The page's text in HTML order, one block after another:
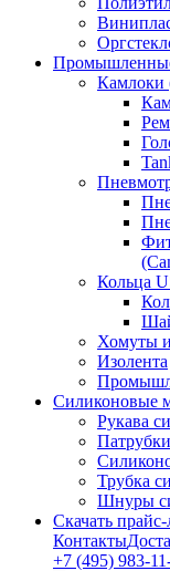
Камлоки
Кольца
Хомуты
Изолента
Силиконовые
Рукава
Трубка
Шнуры
Скачать прайс-
Контакты
+7 (495) 983-